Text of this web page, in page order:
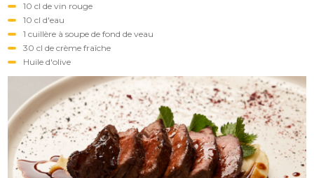
10 cl de vin rouge
10 cl d'eau
1 cuillère à soupe de fond de veau
30 cl de crème fraîche
Huile d'olive